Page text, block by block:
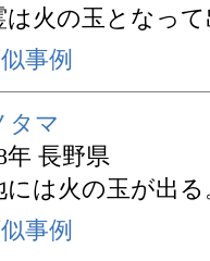
は火の玉となっ
事例
タマ
年 長野県
には火の玉が出る
事例